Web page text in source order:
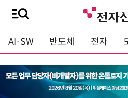
AI·SW 반도체 전자